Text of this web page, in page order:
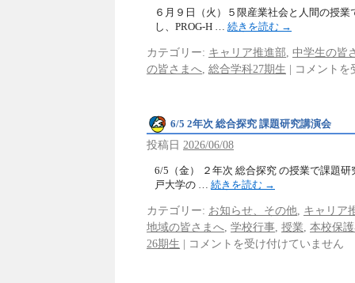
６月９日（火）５限産業社会と人間の授
し、PROG-H … 続きを読む →
カテゴリー: キャリア推進部 中学生の皆
の皆さまへ 総合学科27期生 | コメントを
6/5 2年次 総合探究 課題研究講演会
投稿日 2026/06/08
6/5（金） ２年次 総合探究 の授業で課題
戸大学の … 続きを読む →
カテゴリー: お知らせ、その他 キャリア
地域の皆さまへ 学校行事 授業 本校保
26期生 | コメントを受け付けていません